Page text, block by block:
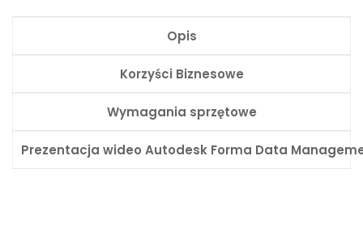
Opis
Korzyści Biznesowe
Wymagania sprzętowe
Prezentacja wideo Autodesk Forma Data